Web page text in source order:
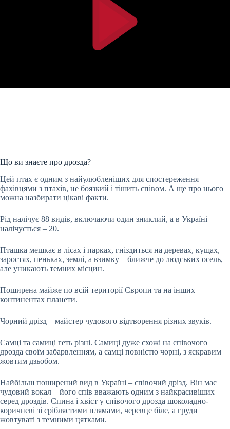
Що ви знаєте про дрозда?
Цей птах є одним з найулюбленіших для спостереження
фахівцями з птахів, не боязкий і тішить співом. А ще про нього
можна назбирати цікаві факти.
Рід налічує 88 видів, включаючи один зниклий, а в Україні
налічується – 20.
Пташка мешкає в лісах і парках, гніздиться на деревах, кущах,
заростях, пеньках, землі, а взимку – ближче до людських осель,
але уникають темних місцин.
Поширена майже по всій території Європи та на інших
континентах планети.
Чорний дрізд – майстер чудового відтворення різних звуків.
Самці та самиці геть різні. Самиці дуже схожі на співочого
дрозда своїм забарвленням, а самці повністю чорні, з яскравим
жовтим дзьобом.
Найбільш поширений вид в Україні – співочий дрізд. Він має
чудовий вокал – його спів вважають одним з найкрасивіших
серед дроздів. Спина і хвіст у співочого дрозда шоколадно-
коричневі зі сріблястими плямами, черевце біле, а груди
жовтуваті з темними цятками.